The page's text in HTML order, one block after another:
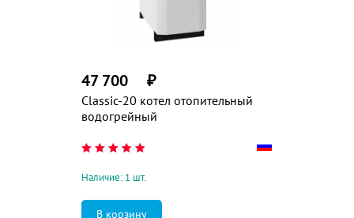
Classic-20 котел отопительный
водогрейный
47 700 ₽
Наличие: 1 шт.